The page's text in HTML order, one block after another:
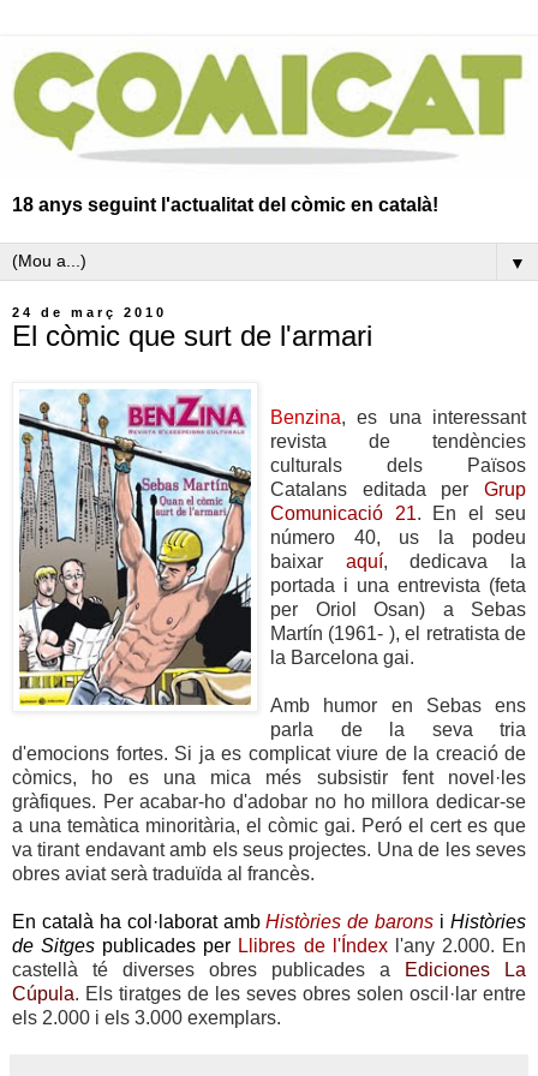
18 anys seguint l'actualitat del còmic en català!
▼
24 de març 2010
El còmic que surt de l'armari
Benzina, es una interessant
revista de tendències
culturals dels Països
Catalans editada per Grup
Comunicació 21. En el seu
número 40, us la podeu
baixar aquí, dedicava la
portada i una entrevista (feta
per Oriol Osan) a Sebas
Martín (1961- ), el retratista de
la Barcelona gai.
Amb humor en Sebas ens
parla de la seva tria
d'emocions fortes. Si ja es complicat viure de la creació de
còmics, ho es una mica més subsistir fent novel·les
gràfiques. Per acabar-ho d'adobar no ho millora dedicar-se
a una temàtica minoritària, el còmic gai. Peró el cert es que
va tirant endavant amb els seus projectes. Una de les seves
obres aviat serà traduïda al francès.
En català ha col·laborat ambHistòries de barons iHistòries
de Sitges publicades per Llibres de l'Índexl'any 2.000. En
castellà té diverses obres publicades a
Ediciones La
Cúpula. Els tiratges de les seves obres solen oscil·lar entre
els 2.000 i els 3.000 exemplars.